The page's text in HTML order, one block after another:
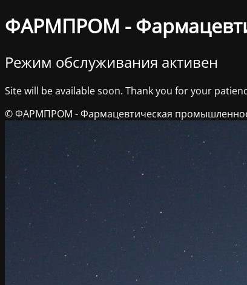
ФАРМПРОМ -
Режим обслуживания активен
Site will be available soon. Thank you for your
© ФАРМПРОМ - Фармацевтическая